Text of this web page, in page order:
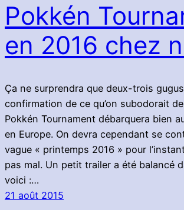
Pokkén
en 2016 chez
Ça ne surprendra que deux-trois
confirmation de ce qu’on subodorait
Pokkén Tournament débarquera bien
en Europe. On devra cependant se
vague « printemps 2016 » pour
pas mal. Un petit trailer a été balancé
voici :…
21 août 2015